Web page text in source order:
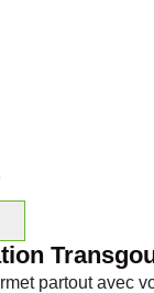
partout avec